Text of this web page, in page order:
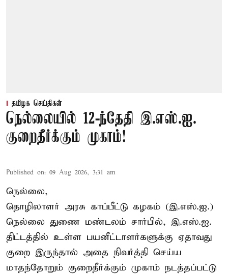
தமிழக செய்திகள்
நெல்லையில் 12-ந்தேதி இ.எஸ்.ஐ.
குறைதீர்க்கும் முகாம்!
Published on: 09 Aug 2026, 3:31 am
நெல்லை,
தொழிலாளர் அரசு காப்பீட்டு கழகம் (இ.எஸ்.ஐ.)
நெல்லை துணை மண்டலம் சார்பில், இ.எஸ்.ஐ.
திட்டத்தில் உள்ள பயனீட்டாளர்களுக்கு ஏதாவது
குறை இருந்தால் அதை நிவர்த்தி செய்ய
மாதந்தோறும் குறைதீர்க்கும் முகாம் நடத்தப்பட்டு